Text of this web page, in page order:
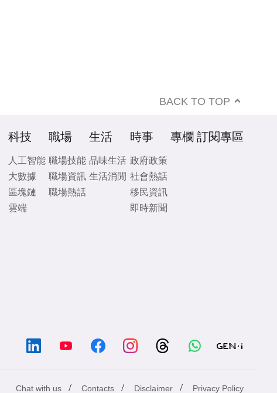
BACK TO TOP
科技
人工智能
大數據
區塊鏈
雲端
職場
職場技能
職場資訊
職場熱話
生活
品味生活
生活消閒
時事
政府政策
社會熱話
移民資訊
即時新聞
專欄 訂閱專區
Chat with us / Contacts / Disclaimer / Privacy Policy